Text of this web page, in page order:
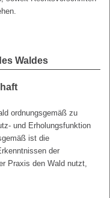
Waldes
ordnungsgemäß zu
und Erholungsfunktion
ist die
der
Praxis den Wald nutzt,